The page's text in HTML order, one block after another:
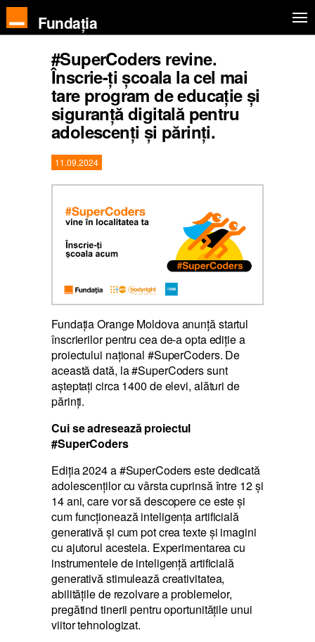
Fundația
#SuperCoders revine.
Înscrie-ți școala la cel mai
tare program de educație și
siguranță digitală pentru
adolescenți și părinți.
11.09.2024
Fundația Orange Moldova anunță startul
înscrierilor pentru cea de-a opta ediție a
proiectului național #SuperCoders. De
această dată, la #SuperCoders sunt
așteptați circa 1400 de elevi, alături de
părinți.
Cui se adresează proiectul
#SuperCoders
Ediția 2024 a #SuperCoders este dedicată
adolescenților cu vârsta cuprinsă între 12 și
14 ani, care vor să descopere ce este și
cum funcționează inteligența artificială
generativă și cum pot crea texte și imagini
cu ajutorul acesteia. Experimentarea cu
instrumentele de inteligență artificială
generativă stimulează creativitatea,
abilitățile de rezolvare a problemelor,
pregătind tinerii pentru oportunitățile unui
viitor tehnologizat.